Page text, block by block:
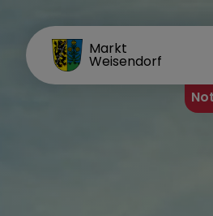
Markt
Weisendorf